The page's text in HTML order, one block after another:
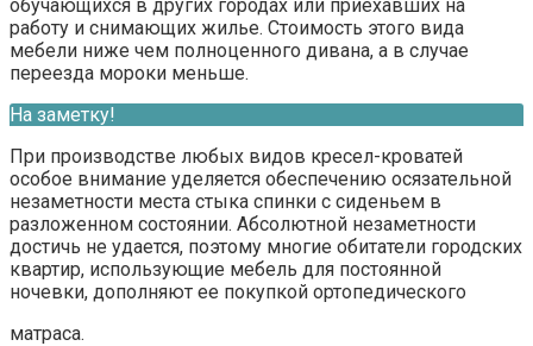
обучающихся в других городах или приехавших на
работу и снимающих жилье. Стоимость этого вида
мебели ниже чем полноценного дивана, а в случае
переезда мороки меньше.
На заметку!
При производстве любых видов кресел-кроватей
особое внимание уделяется обеспечению осязательной
незаметности места стыка спинки с сиденьем в
разложенном состоянии. Абсолютной незаметности
достичь не удается, поэтому многие обитатели городских
квартир, использующие мебель для постоянной
ночевки, дополняют ее покупкой ортопедического
матраса.